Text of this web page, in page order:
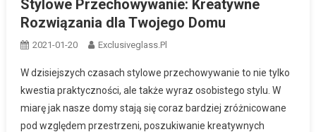
Stylowe Przechowywanie: Kreatywne
Rozwiązania dla Twojego Domu
2021-01-20 Exclusiveglass.pl
W dzisiejszych czasach stylowe przechowywanie to nie tylko
kwestia praktyczności, ale także wyraz osobistego stylu. W
miarę jak nasze domy stają się coraz bardziej zróżnicowane
pod względem przestrzeni, poszukiwanie kreatywnych